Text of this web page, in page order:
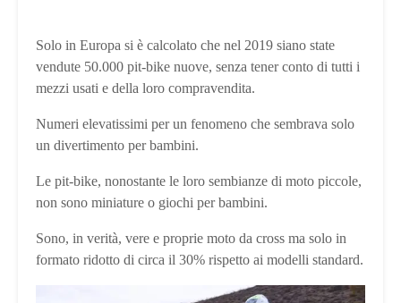
Solo in Europa si è calcolato che nel 2019 siano state
vendute 50.000 pit-bike nuove, senza tener conto di tutti i
mezzi usati e della loro compravendita.
Numeri elevatissimi per un fenomeno che sembrava solo
un divertimento per bambini.
Le pit-bike, nonostante le loro sembianze di moto piccole,
non sono miniature o giochi per bambini.
Sono, in verità, vere e proprie moto da cross ma solo in
formato ridotto di circa il 30% rispetto ai modelli standard.